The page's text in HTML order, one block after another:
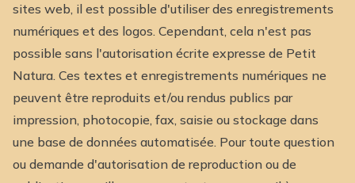
sites web, il est possible d'utiliser des enregistrements
numériques et des logos. Cependant, cela n'est pas
possible sans l'autorisation écrite expresse de Petit
Natura. Ces textes et enregistrements numériques ne
peuvent être reproduits et/ou rendus publics par
impression, photocopie, fax, saisie ou stockage dans
une base de données automatisée. Pour toute question
ou demande d'autorisation de reproduction ou de